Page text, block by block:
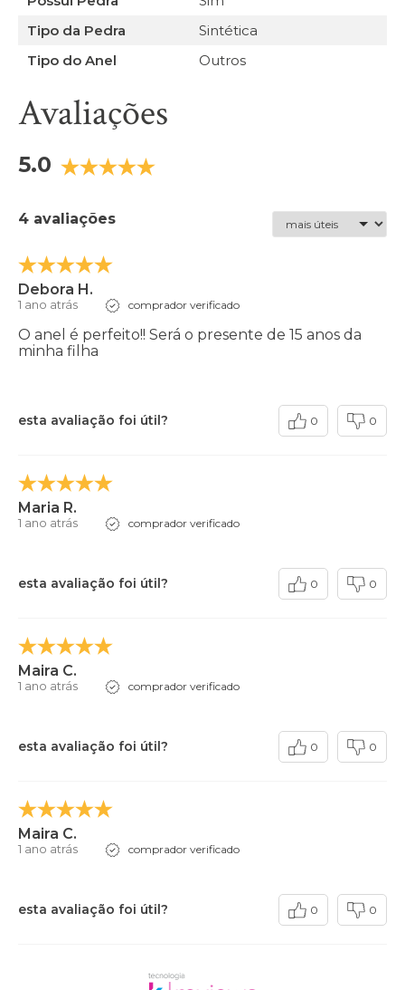
Tipo da Pedra
Sintética
Tipo do Anel
Outros
Avaliações
5.0
4 avaliações
Debora H.
1 ano atrás comprador verificado
O anel é perfeito!! Será o presente de 15 anos da
minha filha
esta avaliação foi útil? 0 0
Maria R.
1 ano atrás comprador verificado
esta avaliação foi útil? 0 0
Maira C.
1 ano atrás comprador verificado
esta avaliação foi útil? 0 0
Maira C.
1 ano atrás comprador verificado
esta avaliação foi útil? 0 0